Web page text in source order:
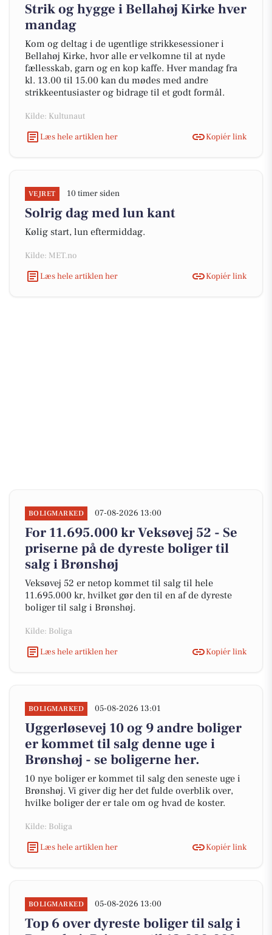
Strik og hygge i Bellahøj Kirke hver
mandag
Kom og deltag i de ugentlige strikkesessioner i
Bellahøj Kirke, hvor alle er velkomne til at nyde
fællesskab, garn og en kop kaffe. Hver mandag fra
kl. 13.00 til 15.00 kan du mødes med andre
strikkeentusiaster og bidrage til et godt formål.
Kilde: Kultunaut
Læs hele artiklen her
Kopiér link
VEJRET 10 timer siden
Solrig dag med lun kant
Kølig start, lun eftermiddag.
Kilde: MET.no
Læs hele artiklen her
Kopiér link
BOLIGMARKED 07-08-2026 13:00
For 11.695.000 kr Veksøvej 52 - Se
priserne på de dyreste boliger til
salg i Brønshøj
Veksøvej 52 er netop kommet til salg til hele
11.695.000 kr, hvilket gør den til en af de dyreste
boliger til salg i Brønshøj.
Kilde: Boliga
Læs hele artiklen her
Kopiér link
BOLIGMARKED 05-08-2026 13:01
Uggerløsevej 10 og 9 andre boliger
er kommet til salg denne uge i
Brønshøj - se boligerne her.
10 nye boliger er kommet til salg den seneste uge i
Brønshøj. Vi giver dig her det fulde overblik over,
hvilke boliger der er tale om og hvad de koster.
Kilde: Boliga
Læs hele artiklen her
Kopiér link
BOLIGMARKED 05-08-2026 13:00
Top 6 over dyreste boliger til salg i